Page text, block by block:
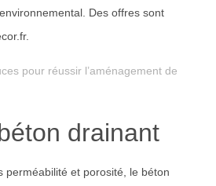
Des offres sont
pour réussir l’aménagement de
drainant
perméabilité et porosité, le béton